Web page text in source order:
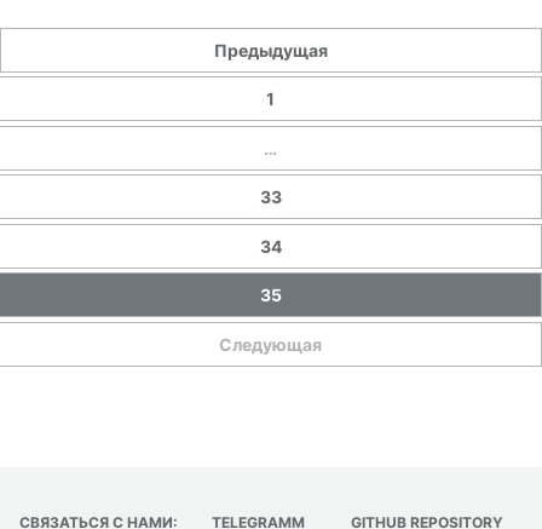
Предыдущая
1
…
33
34
35
Следующая
СВЯЗАТЬСЯ С НАМИ: TELEGRAMM GITHUB REPOSITORY